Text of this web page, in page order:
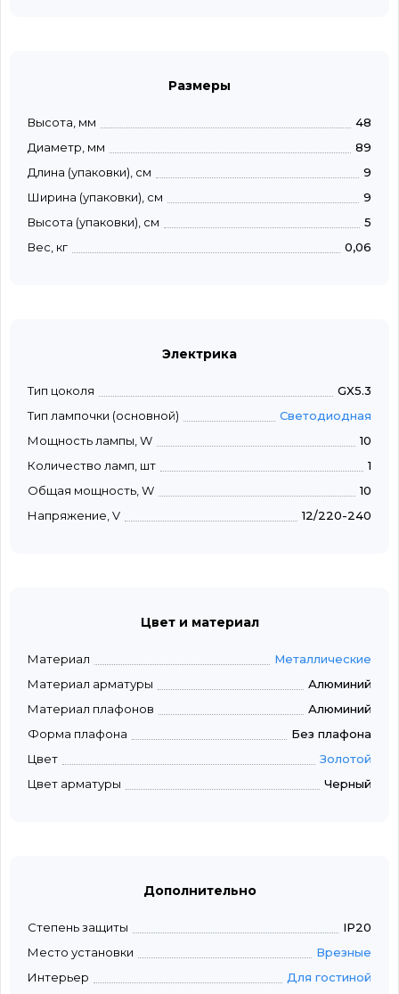
Размеры
Высота, мм
48
Диаметр, мм
89
Длина (упаковки), см
9
Ширина (упаковки), см
9
Высота (упаковки), см
5
Вес, кг
0,06
Электрика
Тип цоколя
GX5.3
Тип лампочки (основной)
Светодиодная
Мощность лампы, W
10
Количество ламп, шт
1
Общая мощность, W
10
Напряжение, V
12/220-240
Цвет и материал
Материал
Металлические
Материал арматуры
Алюминий
Материал плафонов
Алюминий
Форма плафона
Без плафона
Цвет
Золотой
Цвет арматуры
Черный
Дополнительно
Степень защиты
IP20
Место установки
Врезные
Интерьер
Для гостиной